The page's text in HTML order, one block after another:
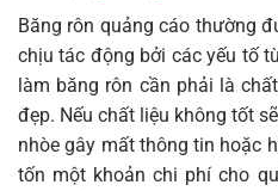
Băng rôn quảng cáo thường
chịu tác động bởi các yếu tố
làm băng rôn cần phải là
đẹp. Nếu chất liệu không tốt
nhòe gây mất thông tin hoặc
tốn một khoản chi phí cho